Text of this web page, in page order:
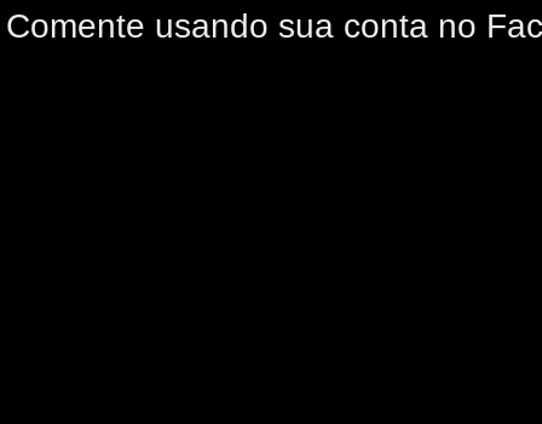
Comente usando sua conta no